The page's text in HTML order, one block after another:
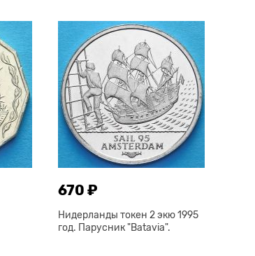
670 ₽
Нидерланды токен 2 экю 1995
год. Парусник "Batavia".